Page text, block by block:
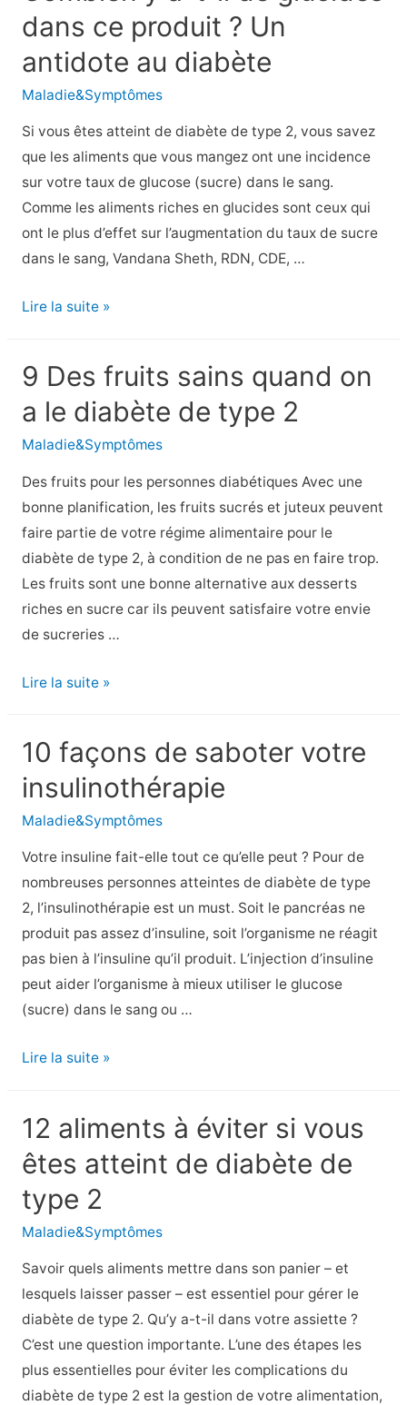
contrôler
glycémie
après
avoir
mangé
dans ce produit ? Un
antidote au diabète
Maladie&Symptômes
Si vous êtes atteint de diabète de type 2, vous savez
que les aliments que vous mangez ont une incidence
sur votre taux de glucose (sucre) dans le sang.
Comme les aliments riches en glucides sont ceux qui
ont le plus d’effet sur l’augmentation du taux de sucre
dans le sang, Vandana Sheth, RDN, CDE, …
Combien
t-
il
dans
ce
produit
?
Un
antidote
au
Lire la suite »
9 Des fruits sains quand on
a le diabète de type 2
Maladie&Symptômes
Des fruits pour les personnes diabétiques Avec une
bonne planification, les fruits sucrés et juteux peuvent
faire partie de votre régime alimentaire pour le
diabète de type 2, à condition de ne pas en faire trop.
Les fruits sont une bonne alternative aux desserts
riches en sucre car ils peuvent satisfaire votre envie
de sucreries …
9
sains
quand
le
diabète
de
type
2
Lire la suite »
10 façons de saboter votre
insulinothérapie
Maladie&Symptômes
Votre insuline fait-elle tout ce qu’elle peut ? Pour de
nombreuses personnes atteintes de diabète de type
2, l’insulinothérapie est un must. Soit le pancréas ne
produit pas assez d’insuline, soit l’organisme ne réagit
pas bien à l’insuline qu’il produit. L’injection d’insuline
peut aider l’organisme à mieux utiliser le glucose
(sucre) dans le sang ou …
10
saboter
votre
Lire la suite »
12 aliments à éviter si vous
êtes atteint de diabète de
type 2
Maladie&Symptômes
Savoir quels aliments mettre dans son panier – et
lesquels laisser passer – est essentiel pour gérer le
diabète de type 2. Qu’y a-t-il dans votre assiette ?
C’est une question importante. L’une des étapes les
plus essentielles pour éviter les complications du
diabète de type 2 est la gestion de votre alimentation,